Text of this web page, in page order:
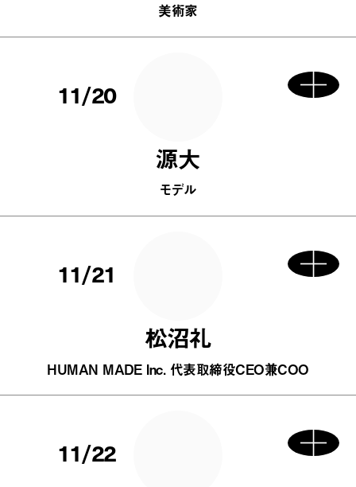
美術家
11/20
源大
モデル
11/21
松沼礼
HUMAN MADE Inc. 代表取締役CEO兼COO
11/22